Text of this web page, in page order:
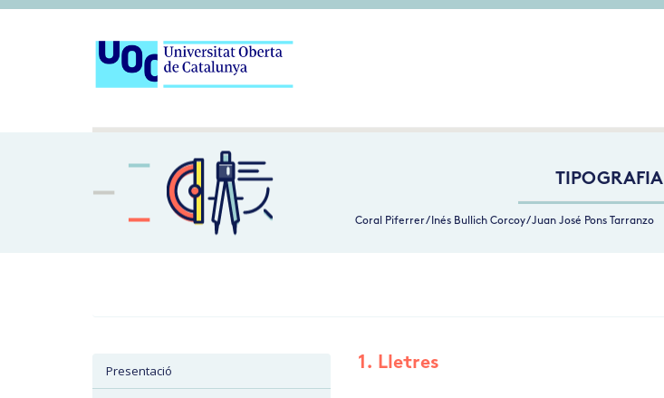
TIPOGRAFIA
Coral Piferrer / Inés Bullich Corcoy / Juan José Pons Tarranzo
Presentació 1. Lletres